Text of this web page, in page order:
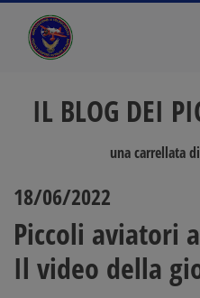
IL BLOG DEI
una carrellata
18/06/2022
Piccoli aviatori
Il video della